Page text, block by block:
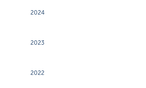
2024
2023
2022